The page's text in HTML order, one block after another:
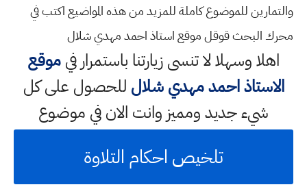
والتمارين للموضوع كاملة للمزيد من هذه المواضيع اكتب في
محرك البحث قوقل موقع استاذ احمد مهدي شلال
اهلا وسهلالا تنسى زيارتنا باستمرار فيموقع
الاستاذ احمد مهدي شلال للحصول على كل
شيء جديد ومميز وانت الان في موضوع
تلخيص احكام التلاوة